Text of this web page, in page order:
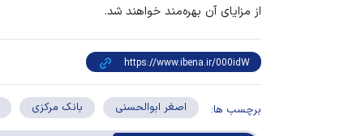
از مزایای آن بهره‌مند خواهند شد.
برچسب ها: اصغر ابوالحسنی بانک مرکزی